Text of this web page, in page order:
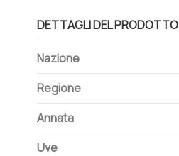
DETTAGLI DEL PRODOTTO
Nazione
Regione
Annata
Uve